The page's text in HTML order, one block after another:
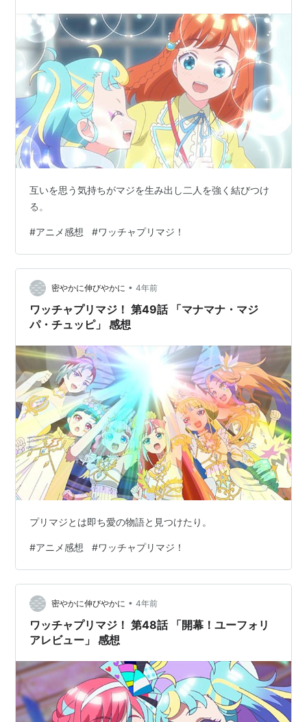
互いを思う気持ちがマジを生み出し二人を強く結びつけ
る。
#アニメ感想 #ワッチャプリマジ！
密やかに伸びやかに • 4年前
ワッチャプリマジ！ 第49話 「マナマナ・マジ
パ・チュッピ」 感想
プリマジとは即ち愛の物語と見つけたり。
#アニメ感想 #ワッチャプリマジ！
密やかに伸びやかに • 4年前
ワッチャプリマジ！ 第48話 「開幕！ユーフォリ
アレビュー」 感想